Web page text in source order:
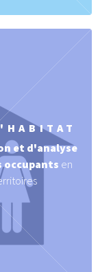
et d'analyse
occupants en